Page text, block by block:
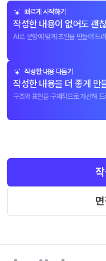
빠르게 시작하기
작성한 내용이 없어도 괜
AI로 문항에 맞게 초안을 만들어 드
작성한 내용 다듬기
작성한 내용을 더 좋게 만
구조와 표현을 구체적으로 개선해 드